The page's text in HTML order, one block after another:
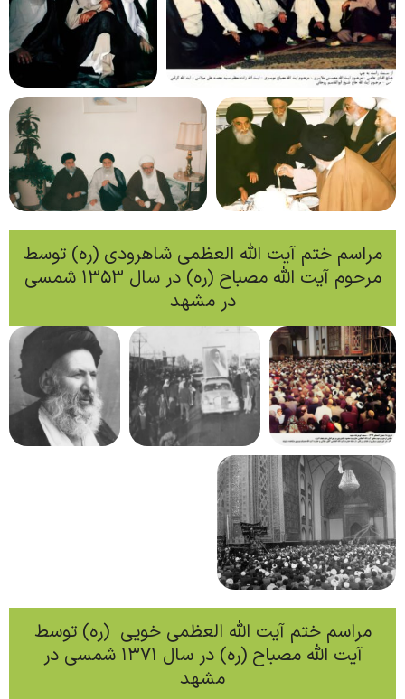
مراسم ختم آیت الله العظمی شاهرودی (ره) توسط
مرحوم آیت الله مصباح (ره) در سال 1353 شمسی
در مشهد
مراسم ختم آیت الله العظمی خویی (ره) توسط
آیت الله مصباح (ره) در سال 1371 شمسی در
مشهد